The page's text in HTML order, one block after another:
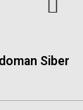
Siber